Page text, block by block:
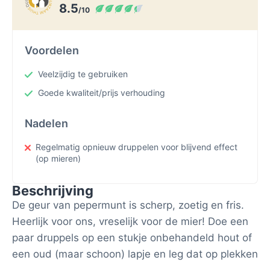
8.5/10
Voordelen
Veelzijdig te gebruiken
Goede kwaliteit/prijs verhouding
Nadelen
Regelmatig opnieuw druppelen voor blijvend effect
(op mieren)
Beschrijving
De geur van pepermunt is scherp, zoetig en fris.
Heerlijk voor ons, vreselijk voor de mier! Doe een
paar druppels op een stukje onbehandeld hout of
een oud (maar schoon) lapje en leg dat op plekken